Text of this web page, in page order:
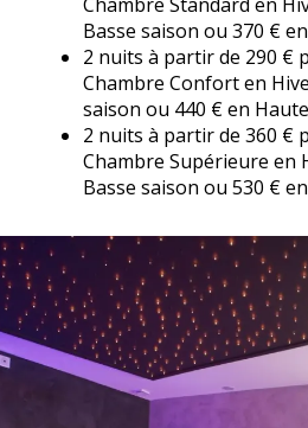
Basse saison ou 370 €
2 nuits à partir de 290 €
Chambre Confort en
saison ou 440 € en
2 nuits à partir de 360 €
Chambre Supérieure en
Basse saison ou 530 €